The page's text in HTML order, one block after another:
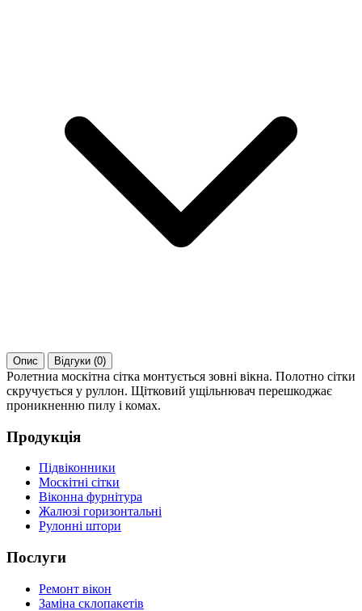
Опис Відгуки (0)
Ролетниа москітна сітка монтується зовні вікна. Полотно сітки
скручується у руллон. Щітковий ущільнювач перешкоджає
проникненню пилу і комах.
Продукція
Підвіконники
Москітні сітки
Віконна фурнітура
Жалюзі горизонтальні
Рулонні штори
Послуги
Ремонт вікон
Заміна склопакетів